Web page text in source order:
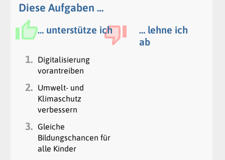
Diese Aufgaben …
… unterstütze ich
… lehne ich
ab
1.
Digitalisierung
vorantreiben
2.
Umwelt- und
Klimaschutz
verbessern
3.
Gleiche
Bildungschancen für
alle Kinder